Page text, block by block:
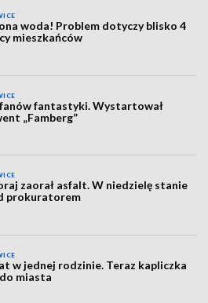
woda! Problem dotyczy blisko 4
mieszkańców
fantastyki. Wystartował
„Famberg”
zaorał asfalt. W niedzielę stanie
prokuratorem
w jednej rodzinie. Teraz kapliczka
miasta